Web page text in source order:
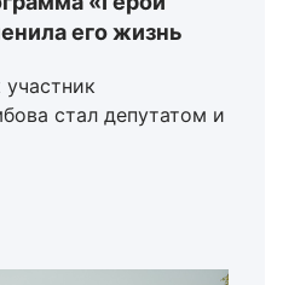
его жизнь
стал депутатом и